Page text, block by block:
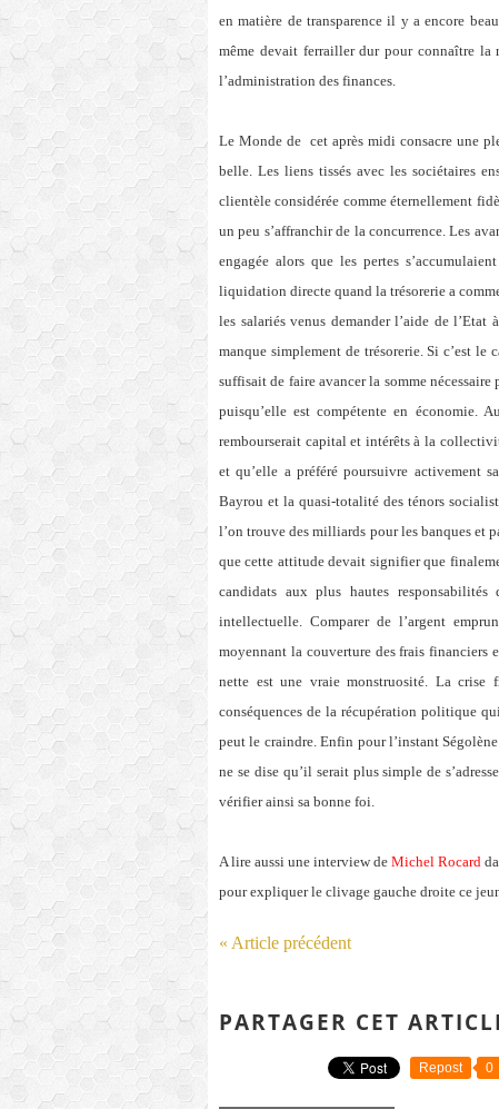
en matière de transparence il y a encore
même devait ferrailler dur pour connaître la
l’administration des finances.
Le Monde de cet après midi consacre une
belle. Les liens tissés avec les sociétaires
clientèle considérée comme éternellement
un peu s’affranchir de la concurrence. Les
engagée alors que les pertes
liquidation directe quand la trésorerie a
les salariés venus demander l’aide de
manque simplement de trésorerie. Si c’est
suffisait de faire avancer la somme
puisqu’elle est compétente en économie.
rembourserait capital et intérêts à la
et qu’elle a préféré poursuivre activement
Bayrou et la quasi-totalité des ténors
l’on trouve des milliards pour les banques et
que cette attitude devait signifier que
candidats aux plus hautes
intellectuelle. Comparer de l’argent
moyennant la couverture des frais financiers
nette est une vraie monstruosité. La crise
conséquences de la récupération politique
peut le craindre. Enfin pour l’instant
ne se dise qu’il serait plus simple de
vérifier ainsi sa bonne foi.
A lire aussi une interview de Michel Rocard
pour expliquer le clivage gauche droite ce
« Article précédent
PARTAGER CET
Repost 0